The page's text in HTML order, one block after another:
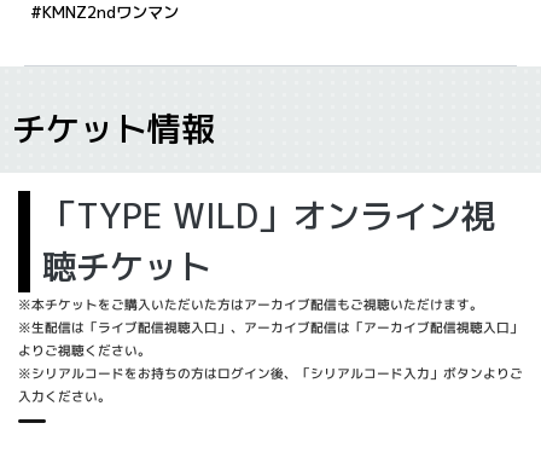
#KMNZ2ndワンマン
チケット情報
「TYPE WILD」オンライン視
聴チケット
※本チケットをご購入いただいた方はアーカイブ配信もご視聴いただけます。
※生配信は「ライブ配信視聴入口」、アーカイブ配信は「アーカイブ配信視聴入口」
よりご視聴ください。
※シリアルコードをお持ちの方はログイン後、「シリアルコード入力」ボタンよりご
入力ください。